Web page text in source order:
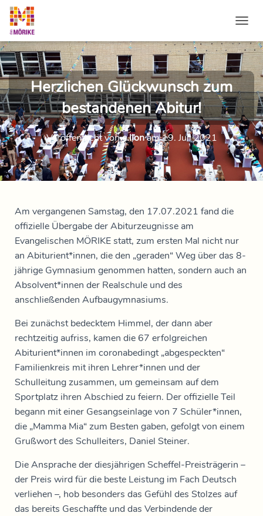
Herzlichen Glückwunsch zum
bestandenen Abitur!
Veröffentlicht vonc.lionam19. Juli 2021
Am vergangenen Samstag, den 17.07.2021 fand die
offizielle Übergabe der Abiturzeugnisse am
Evangelischen MÖRIKE statt, zum ersten Mal nicht nur
an Abiturient*innen, die den „geraden“ Weg über das 8-
jährige Gymnasium genommen hatten, sondern auch an
Absolvent*innen der Realschule und des
anschließenden Aufbaugymnasiums.
Bei zunächst bedecktem Himmel, der dann aber
rechtzeitig aufriss, kamen die 67 erfolgreichen
Abiturient*innen im coronabedingt „abgespeckten“
Familienkreis mit ihren Lehrer*innen und der
Schulleitung zusammen, um gemeinsam auf dem
Sportplatz ihren Abschied zu feiern. Der offizielle Teil
begann mit einer Gesangseinlage von 7 Schüler*innen,
die „Mamma Mia“ zum Besten gaben, gefolgt von einem
Grußwort des Schulleiters, Daniel Steiner.
Die Ansprache der diesjährigen Scheffel-Preisträgerin –
der Preis wird für die beste Leistung im Fach Deutsch
verliehen –, hob besonders das Gefühl des Stolzes auf
das bereits Geschaffte und das Verbindende der